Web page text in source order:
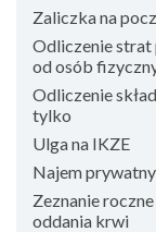
Zaliczka na
Odliczenie
od osób
Odliczenie
tylko
Ulga na IKZE
Najem
Zeznanie
oddania krwi